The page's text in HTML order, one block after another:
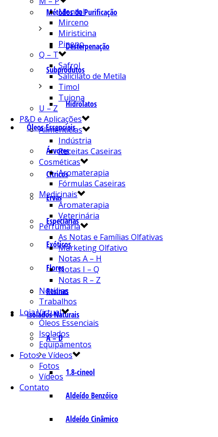
Métodos de Purificação
Desterpenação
Subprodutos
Hidrolatos
Óleos Essenciais
Árvores
Cítricos
Ervas
Especiarias
Exóticos
Flores
Resinas
Isolados Naturais
A – D
1.8-cineol
Aldeído Benzóico
Aldeído Cinâmico
Mentol
Mirceno
Miristicina
Pineno
Q – T
Safrol
Salicilato de Metila
Timol
Tujona
U – Z
P&D e Aplicações
Alimentícias
Indústria
Receitas Caseiras
Cosméticas
Aromaterapia
Fórmulas Caseiras
Medicinais
Aromaterapia
Veterinária
Perfumaria
As Notas e Famílias Olfativas
Marketing Olfativo
Notas A – H
Notas I – Q
Notas R – Z
Notícias
Trabalhos
Loja Virtual
Óleos Essenciais
Isolados
Equipamentos
Fotos e Vídeos
Fotos
Vídeos
Contato